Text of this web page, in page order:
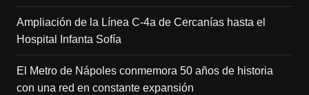
Ampliación de la Línea C-4a de Cercanías hasta el
Hospital Infanta Sofía
El Metro de Nápoles conmemora 50 años de historia
con una red en constante expansión